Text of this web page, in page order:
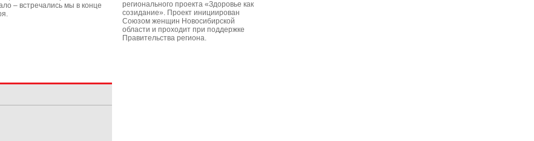
– встречались мы в конце
регионального проекта «Здоровье как
созидание». Проект инициирован
Союзом женщин Новосибирской
области и проходит при поддержке
Правительства региона.